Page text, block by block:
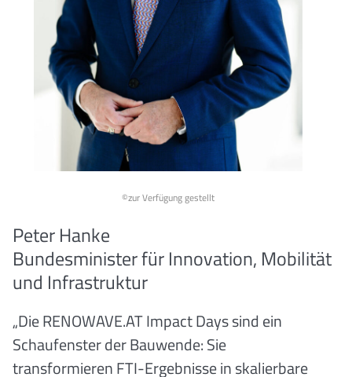
©zur Verfügung gestellt
Peter Hanke
Bundesminister für Innovation, Mobilität
und Infrastruktur
„Die RENOWAVE.AT Impact Days sind ein
Schaufenster der Bauwende: Sie
transformieren FTI-Ergebnisse in skalierbare